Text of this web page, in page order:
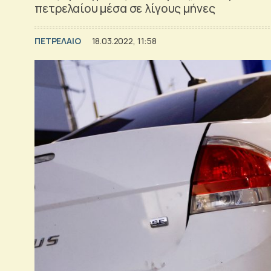
πετρελαίου μέσα σε λίγους μήνες
ΠΕΤΡΕΛΑΙΟ 18.03.2022, 11:58